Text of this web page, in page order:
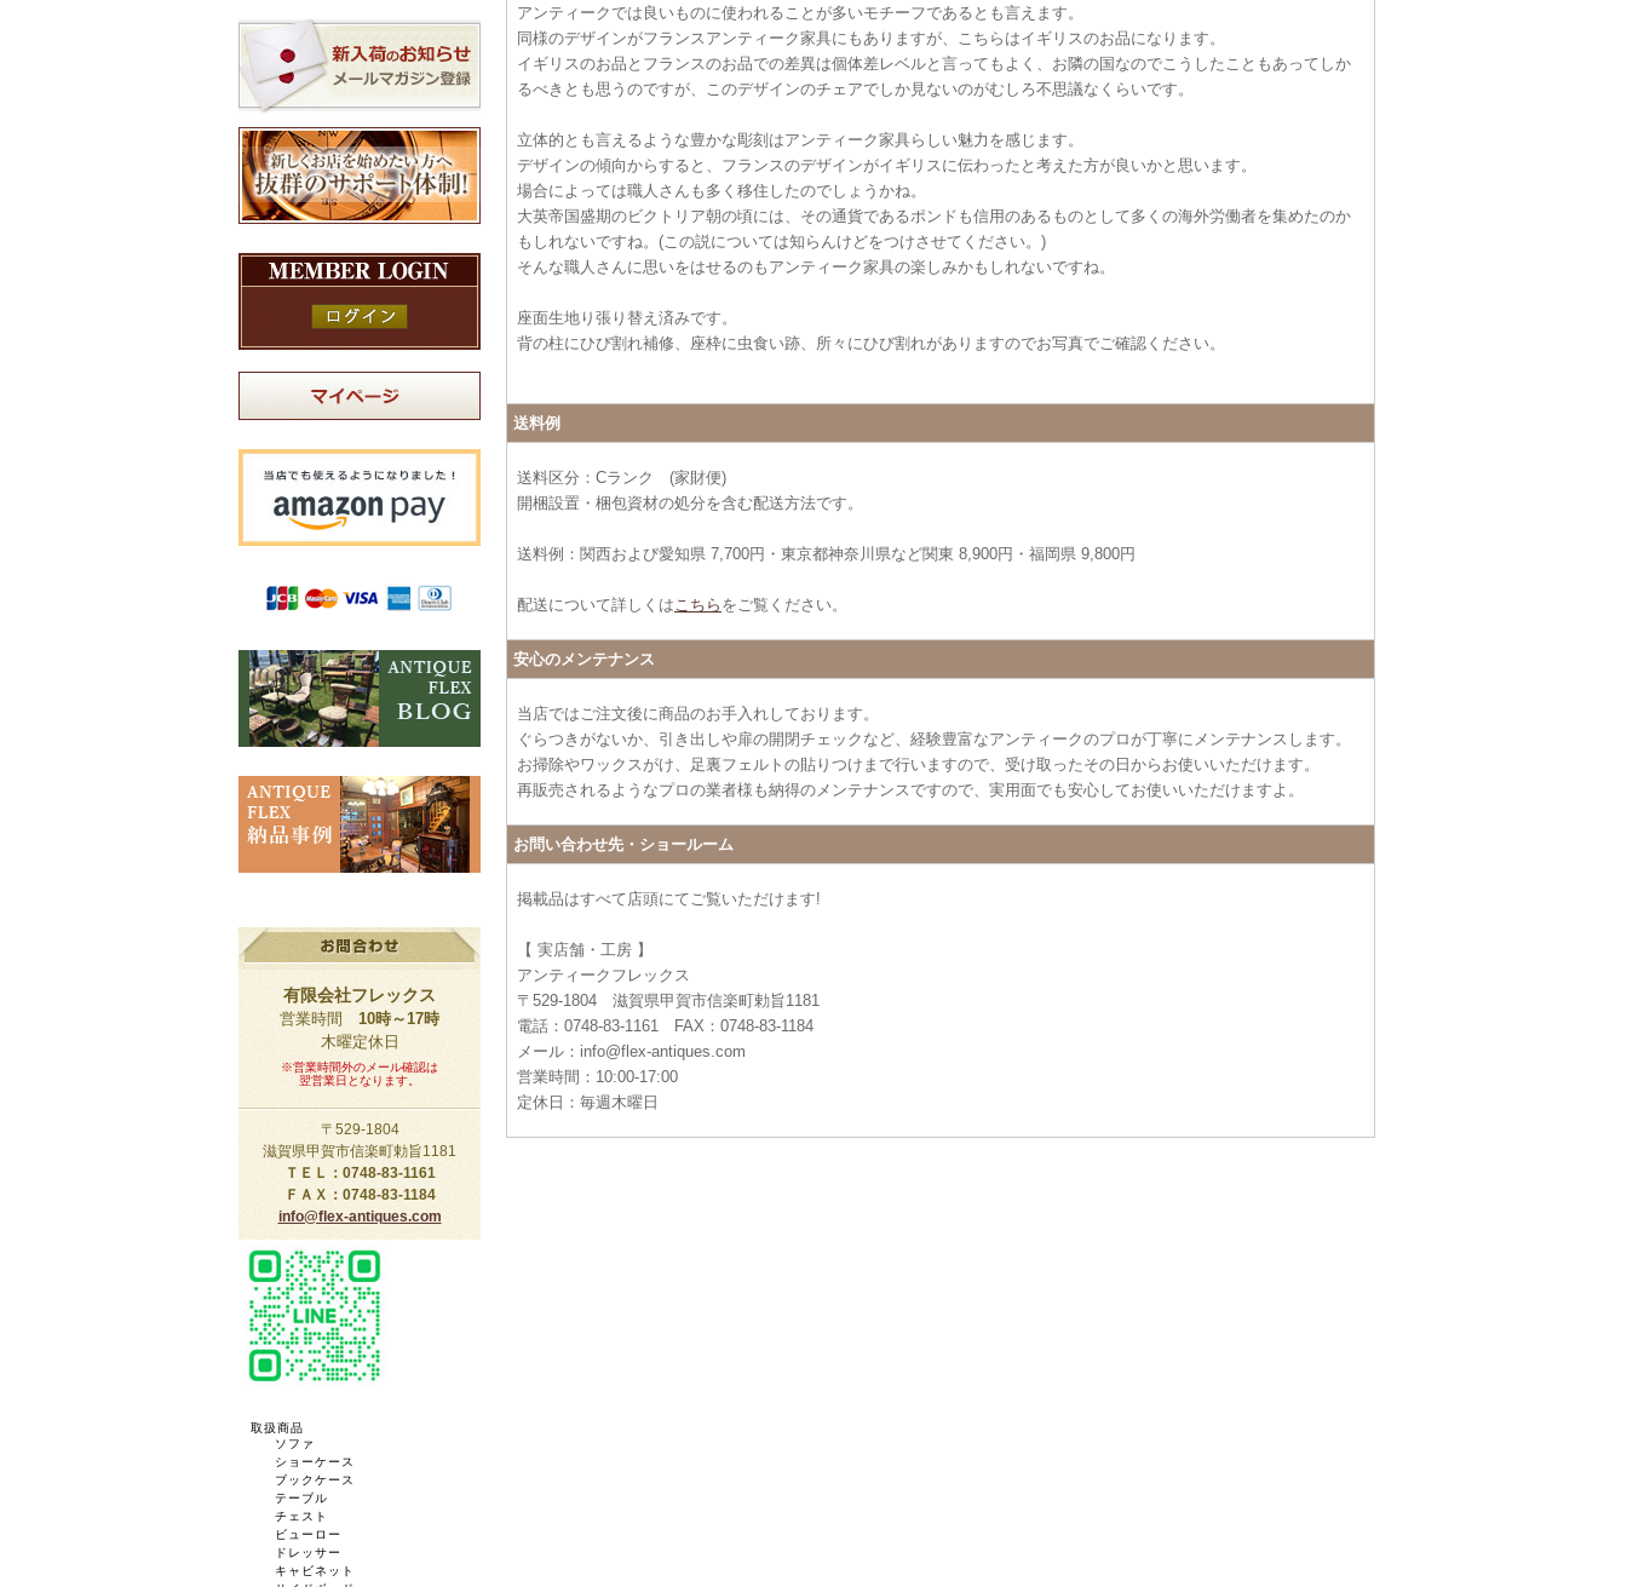
有限会社フレックス
営業時間 10時～17時
木曜定休日
※営業時間外のメール確認は
翌営業日となります。
〒529-1804
滋賀県甲賀市信楽町勅旨1181
ＴＥＬ：0748-83-1161
ＦＡＸ：0748-83-1184
info@flex-antiques.com
取扱商品
ソファ
ショーケース
ブックケース
テーブル
チェスト
ビューロー
ドレッサー
キャビネット
アンティークでは良いものに使われることが多いモチーフであるとも言えます。
同様のデザインがフランスアンティーク家具にもありますが、こちらはイギリスのお品になります。
イギリスのお品とフランスのお品での差異は個体差レベルと言ってもよく、お隣の国なのでこうしたこともあってしか
るべきとも思うのですが、このデザインのチェアでしか見ないのがむしろ不思議なくらいです。
立体的とも言えるような豊かな彫刻はアンティーク家具らしい魅力を感じます。
デザインの傾向からすると、フランスのデザインがイギリスに伝わったと考えた方が良いかと思います。
場合によっては職人さんも多く移住したのでしょうかね。
大英帝国盛期のビクトリア朝の頃には、その通貨であるポンドも信用のあるものとして多くの海外労働者を集めたのか
もしれないですね。(この説については知らんけどをつけさせてください。)
そんな職人さんに思いをはせるのもアンティーク家具の楽しみかもしれないですね。
座面生地り張り替え済みです。
背の柱にひび割れ補修、座枠に虫食い跡、所々にひび割れがありますのでお写真でご確認ください。
送料例
送料区分：Cランク (家財便)
開梱設置・梱包資材の処分を含む配送方法です。
送料例：関西および愛知県 7,700円・東京都神奈川県など関東 8,900円・福岡県 9,800円
配送について詳しくは こちら をご覧ください。
安心のメンテナンス
当店ではご注文後に商品のお手入れしております。
ぐらつきがないか、引き出しや扉の開閉チェックなど、経験豊富なアンティークのプロが丁寧にメンテナンスします。
お掃除やワックスがけ、足裏フェルトの貼りつけまで行いますので、受け取ったその日からお使いいただけます。
再販売されるようなプロの業者様も納得のメンテナンスですので、実用面でも安心してお使いいただけますよ。
お問い合わせ先・ショールーム
掲載品はすべて店頭にてご覧いただけます!
【 実店舗・工房 】
アンティークフレックス
〒529-1804 滋賀県甲賀市信楽町勅旨1181
電話：0748-83-1161 FAX：0748-83-1184
メール：info@flex-antiques.com
営業時間：10:00-17:00
定休日：毎週木曜日